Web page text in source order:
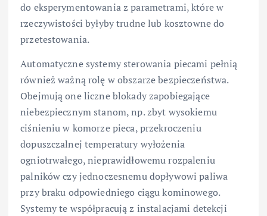
do eksperymentowania z parametrami, które w
rzeczywistości byłyby trudne lub kosztowne do
przetestowania.
Automatyczne systemy sterowania piecami pełnią
również ważną rolę w obszarze bezpieczeństwa.
Obejmują one liczne blokady zapobiegające
niebezpiecznym stanom, np. zbyt wysokiemu
ciśnieniu w komorze pieca, przekroczeniu
dopuszczalnej temperatury wyłożenia
ogniotrwałego, nieprawidłowemu rozpaleniu
palników czy jednoczesnemu dopływowi paliwa
przy braku odpowiedniego ciągu kominowego.
Systemy te współpracują z instalacjami detekcji